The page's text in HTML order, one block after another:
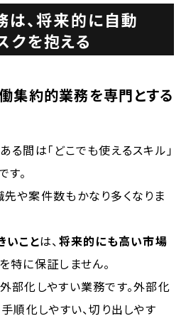
、将来的に自動
クを抱える
集約的業務を専門とする
間は「どこでも使えるスキル」
。
や案件数もかなり多くなりま
いことは、 将来的にも高い市場
を特に保証しません。
部化しやすい業務です。外部化
順化しやすい、切り出しやす